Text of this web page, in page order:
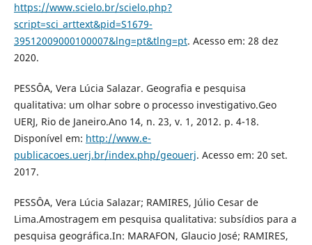
https://www.scielo.br/scielo.php?
script=sci_arttext&pid=S1679-
39512009000100007&lng=pt&tlng=pt. Acesso em: 28 dez
2020.
PESSÔA, Vera Lúcia Salazar. Geografia e pesquisa
qualitativa: um olhar sobre o processo investigativo.Geo
UERJ, Rio de Janeiro.Ano 14, n. 23, v. 1, 2012. p. 4-18.
Disponível em: http://www.e-
publicacoes.uerj.br/index.php/geouerj. Acesso em: 20 set.
2017.
PESSÔA, Vera Lúcia Salazar; RAMIRES, Júlio Cesar de
Lima.Amostragem em pesquisa qualitativa: subsídios para a
pesquisa geográfica.In: MARAFON, Glaucio José; RAMIRES,